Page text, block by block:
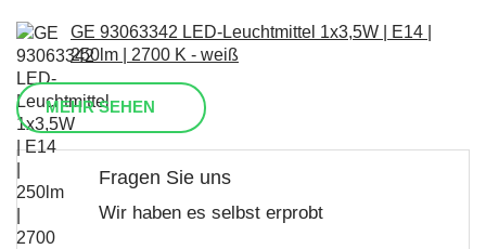
GE 93063342 LED-Leuchtmittel 1x3,5W | E14 |
250lm | 2700 K - weiß
MEHR SEHEN
Fragen Sie uns
Wir haben es selbst erprobt